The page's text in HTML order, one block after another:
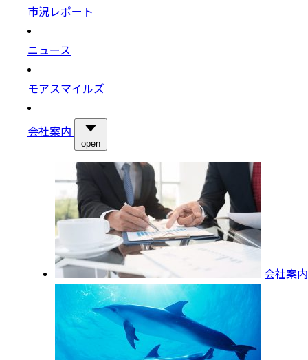
市況レポート
ニュース
モアスマイルズ
会社案内
open
会社案内